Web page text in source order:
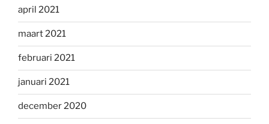
april 2021
maart 2021
februari 2021
januari 2021
december 2020